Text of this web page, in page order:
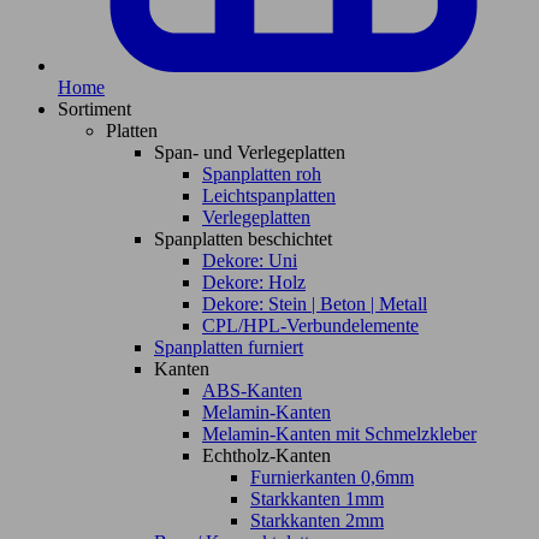
Home
Sortiment
Platten
Span- und Verlegeplatten
Spanplatten roh
Leichtspanplatten
Verlegeplatten
Spanplatten beschichtet
Dekore: Uni
Dekore: Holz
Dekore: Stein | Beton | Metall
CPL/HPL-Verbundelemente
Spanplatten furniert
Kanten
ABS-Kanten
Melamin-Kanten
Melamin-Kanten mit Schmelzkleber
Echtholz-Kanten
Furnierkanten 0,6mm
Starkkanten 1mm
Starkkanten 2mm